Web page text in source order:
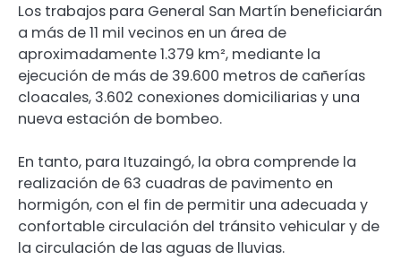
Los trabajos para General San Martín beneficiarán
a más de 11 mil vecinos en un área de
aproximadamente 1.379 km², mediante la
ejecución de más de 39.600 metros de cañerías
cloacales, 3.602 conexiones domiciliarias y una
nueva estación de bombeo.
En tanto, para Ituzaingó, la obra comprende la
realización de 63 cuadras de pavimento en
hormigón, con el fin de permitir una adecuada y
confortable circulación del tránsito vehicular y de
la circulación de las aguas de lluvias.